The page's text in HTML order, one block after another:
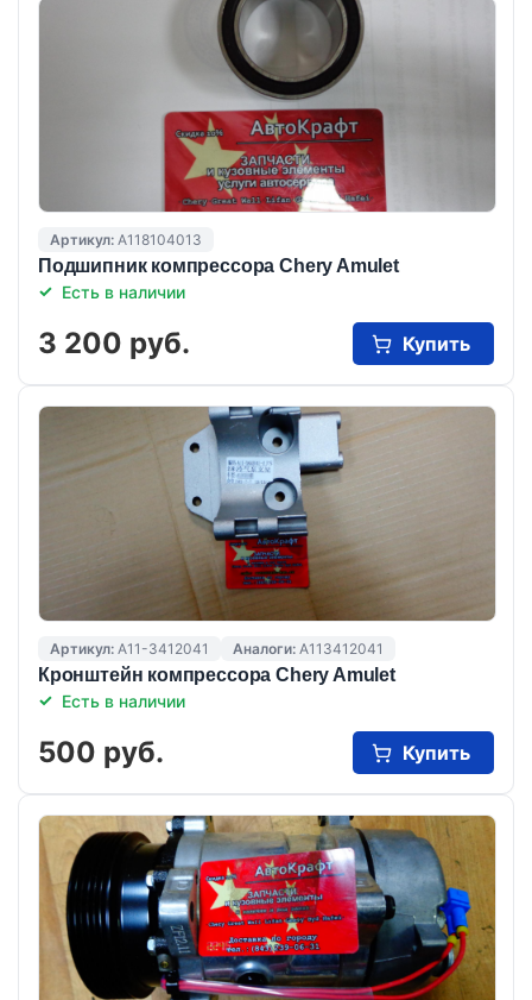
Артикул: A118104013
Подшипник компрессора Chery Amulet
Есть в наличии
3 200 руб. Купить
Артикул: A11-3412041 Аналоги: A113412041
Кронштейн компрессора Chery Amulet
Есть в наличии
500 руб. Купить